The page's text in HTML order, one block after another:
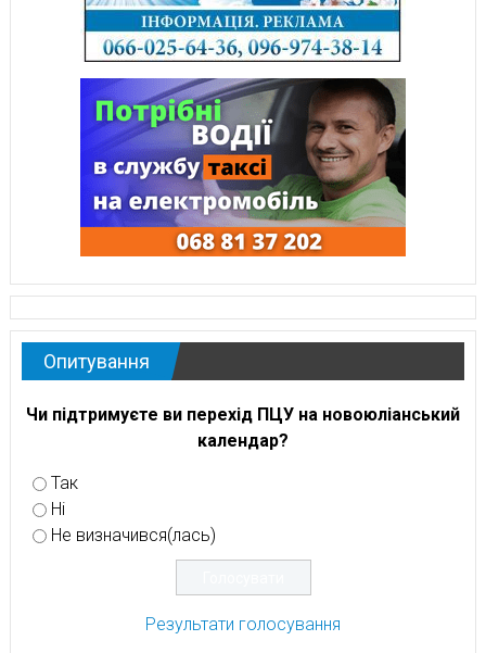
Опитування
Чи підтримуєте ви перехід ПЦУ на новоюліанський
календар?
Так
Ні
Не визначився(лась)
Результати голосування